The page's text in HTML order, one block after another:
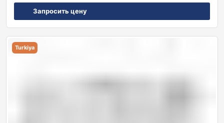
Запросить цену
Turkiya